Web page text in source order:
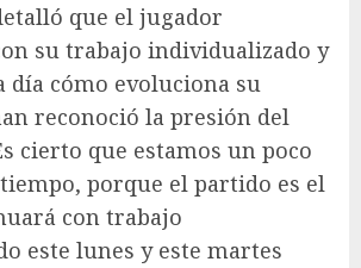
que el jugador
su trabajo individualizado y
día cómo evoluciona su
reconoció la presión del
cierto que estamos un poco
porque el partido es el
con trabajo
este lunes y este martes